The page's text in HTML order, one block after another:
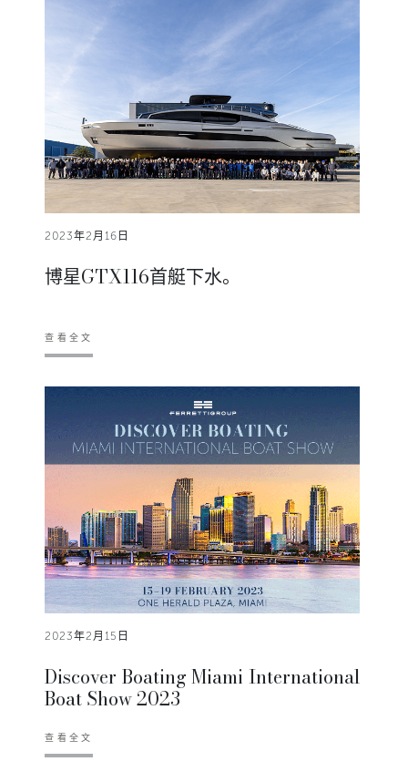
2023年2月16日
博星GTX116首艇下水。
查看全文
2023年2月15日
Discover Boating Miami International
Boat Show 2023
查看全文